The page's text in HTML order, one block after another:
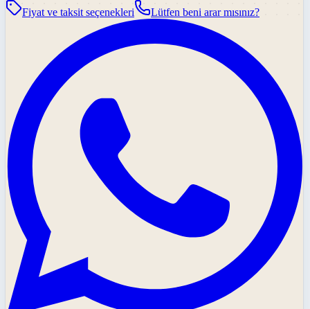
Fiyat ve taksit seçenekleri
Lütfen beni arar mısınız?